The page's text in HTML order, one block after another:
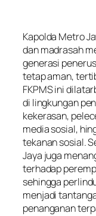
Kapolda Metro
dan madrasah
generasi
tetap aman,
FKPMS ini
di lingkungan
kekerasan,
media sosial,
tekanan sosial.
Jaya juga
terhadap
sehingga
menjadi
penanganan